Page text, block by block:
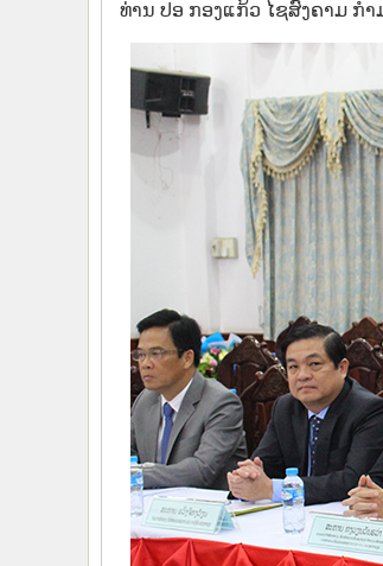
ທ່ານ ປອ ກອງແກ້ວ ໄຊສົງຄາມ ກ